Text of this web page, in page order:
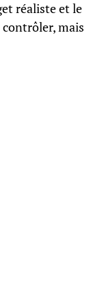
réaliste et le
mais